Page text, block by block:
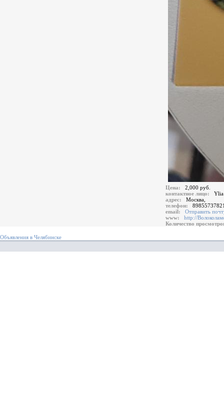
Цена:
2,000 руб.
контактное лицо:
Ylia
адрес:
Москва,
телефон:
email:
Отправить
www:
http://
Количество
Объявления в Челябинске